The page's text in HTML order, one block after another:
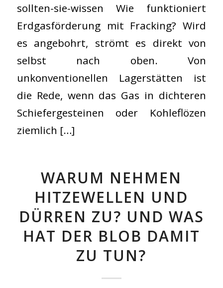
sollten-sie-wissen Wie funktioniert
Erdgasförderung mit Fracking? Wird
es angebohrt, strömt es direkt von
selbst nach oben. Von
unkonventionellen Lagerstätten ist
die Rede, wenn das Gas in dichteren
Schiefergesteinen oder Kohleflözen
ziemlich […]
WARUM NEHMEN
HITZEWELLEN UND
DÜRREN ZU? UND WAS
HAT DER BLOB DAMIT
ZU TUN?